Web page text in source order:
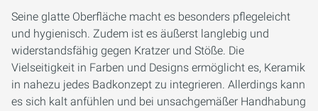
Seine glatte Oberfläche macht es besonders pflegeleicht
und hygienisch. Zudem ist es äußerst langlebig und
widerstandsfähig gegen Kratzer und Stöße. Die
Vielseitigkeit in Farben und Designs ermöglicht es, Keramik
in nahezu jedes Badkonzept zu integrieren. Allerdings kann
es sich kalt anfühlen und bei unsachgemäßer Handhabung